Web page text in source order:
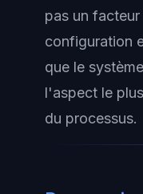
pas un
configuration
que le
l'aspect le
du processus.